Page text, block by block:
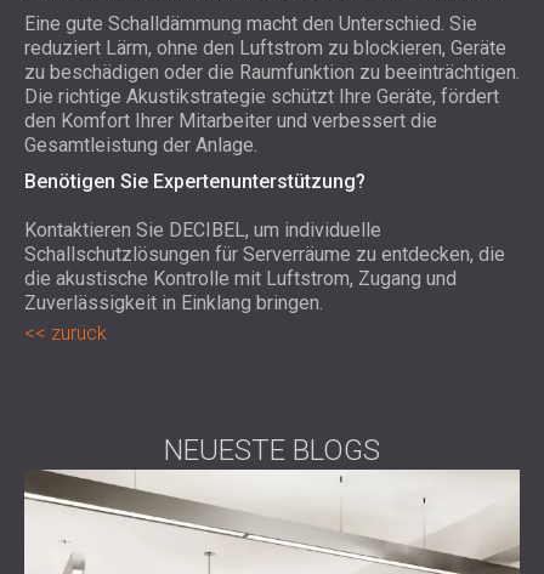
Eine gute Schalldämmung macht den Unterschied. Sie
reduziert Lärm, ohne den Luftstrom zu blockieren, Geräte
zu beschädigen oder die Raumfunktion zu beeinträchtigen.
Die richtige Akustikstrategie schützt Ihre Geräte, fördert
den Komfort Ihrer Mitarbeiter und verbessert die
Gesamtleistung der Anlage.
Benötigen Sie Expertenunterstützung?
Kontaktieren Sie DECIBEL, um individuelle
Schallschutzlösungen für Serverräume zu entdecken, die
die akustische Kontrolle mit Luftstrom, Zugang und
Zuverlässigkeit in Einklang bringen.
zurück
NEUESTE BLOGS